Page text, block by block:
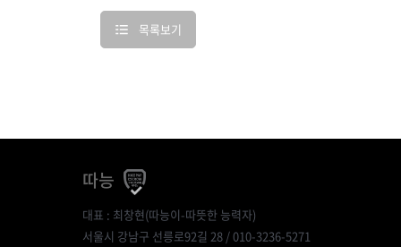
목록보기
따능
대표 : 최창현(따능이-따뜻한 능력자)
서울시 강남구 선릉로92길 28 / 010-3236-5271